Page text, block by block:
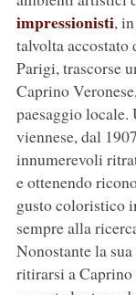
impressionisti,
talvolta
Parigi, trascorse
Caprino
paesaggio
viennese, dal
innumerevoli
e ottenendo
gusto coloristico
sempre alla
Nonostante la
ritirarsi a Caprino